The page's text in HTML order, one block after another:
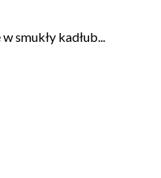
smukły kadłub...